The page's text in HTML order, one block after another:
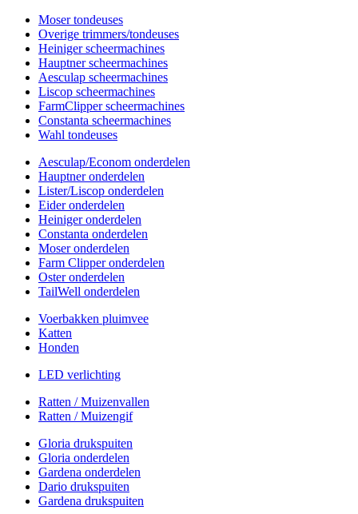
Moser tondeuses
Overige trimmers/tondeuses
Heiniger scheermachines
Hauptner scheermachines
Aesculap scheermachines
Liscop scheermachines
FarmClipper scheermachines
Constanta scheermachines
Wahl tondeuses
Aesculap/Econom onderdelen
Hauptner onderdelen
Lister/Liscop onderdelen
Eider onderdelen
Heiniger onderdelen
Constanta onderdelen
Moser onderdelen
Farm Clipper onderdelen
Oster onderdelen
TailWell onderdelen
Voerbakken pluimvee
Katten
Honden
LED verlichting
Ratten / Muizenvallen
Ratten / Muizengif
Gloria drukspuiten
Gloria onderdelen
Gardena onderdelen
Dario drukspuiten
Gardena drukspuiten